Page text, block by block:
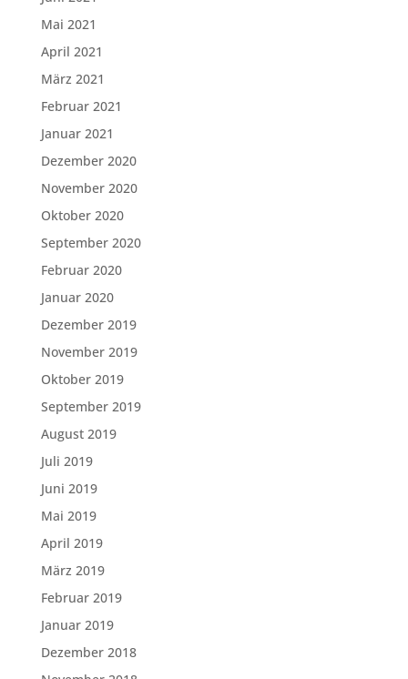
Mai 2021
April 2021
März 2021
Februar 2021
Januar 2021
Dezember 2020
November 2020
Oktober 2020
September 2020
Februar 2020
Januar 2020
Dezember 2019
November 2019
Oktober 2019
September 2019
August 2019
Juli 2019
Juni 2019
Mai 2019
April 2019
März 2019
Februar 2019
Januar 2019
Dezember 2018